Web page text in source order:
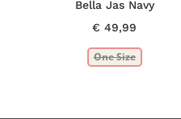
Bella Jas Navy
€ 49,99
One Size